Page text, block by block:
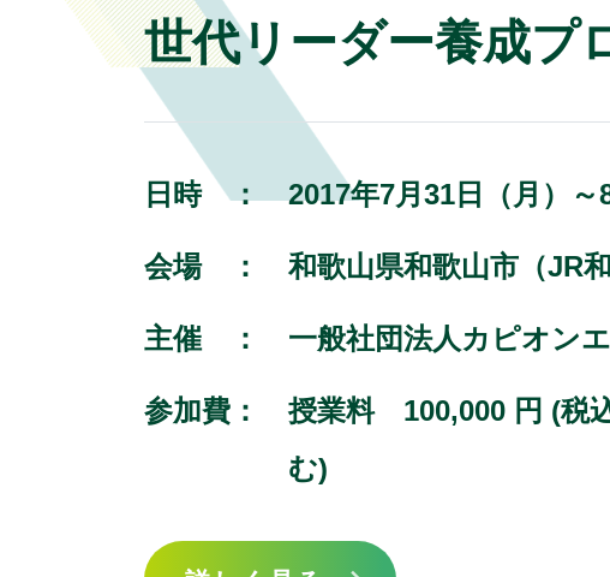
世代リーダー養成プ
日時 ： 2017年7月31日（月）～
会場 ： 和歌山県和歌山市（JR
主催 ： 一般社団法人カピオン
参加費：
授業料 100,000 円 (税
む)